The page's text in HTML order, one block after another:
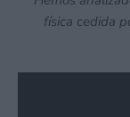
física cedida